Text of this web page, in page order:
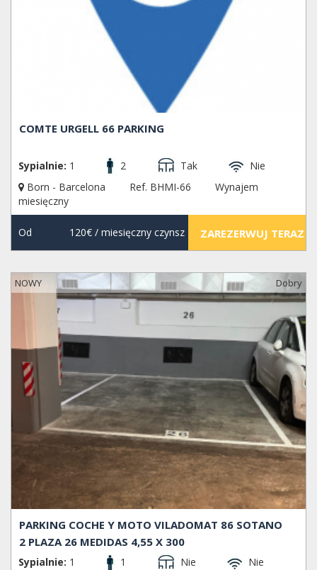
COMTE URGELL 66 PARKING
Sypialnie: 1 2 Tak
Nie
Born - Barcelona
Ref. BHMI-66
Wynajem
miesięczny
Od 120€/ miesięczny czynsz ZAREZERWUJ TERAZ
NOWY Dobry
PARKING COCHE Y MOTO VILADOMAT 86 SOTANO
2 PLAZA 26 MEDIDAS 4,55 X 300
Sypialnie: 1 1 Nie
Nie